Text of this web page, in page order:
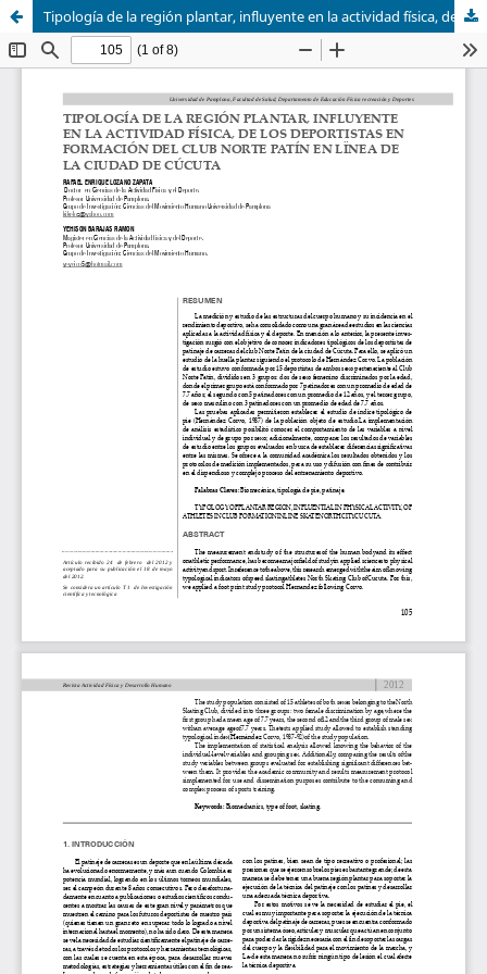
Tipología de la región plantar, influyente en la actividad física, de los deportistas en formación del club norte patín en línea de la ciudad de Cúcuta